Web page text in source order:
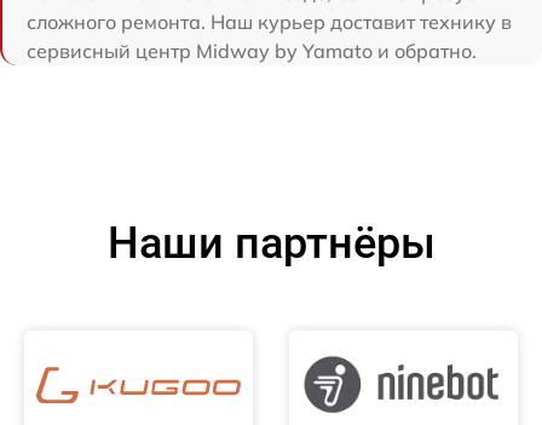
сложного ремонта. Наш курьер доставит технику в
сервисный центр Midway by Yamato и обратно.
Наши партнёры